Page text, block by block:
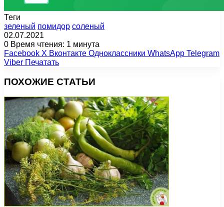
Теги
зеленый помидор соленый
02.07.2021
0 Время чтения: 1 минута
Facebook X Вконтакте Одноклассники WhatsApp Telegram
Viber Печатать
ПОХОЖИЕ СТАТЬИ